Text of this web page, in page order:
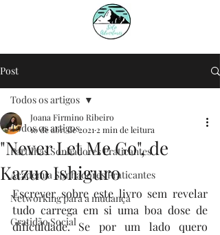
Post
Todos os artigos
Partilhas Sonhadores Praticantes
Academia Sonhadores Praticantes
Networking para a mudança
Gratidão Social
Todos os artigos
"Never Let Me Go", de
Kazuo Ishiguro
Joana Firmino Ribeiro
10 de abr. de 20212 min de leitura
Escrever sobre este livro sem revelar
tudo carrega em si uma boa dose de
dificuldade. Se por um lado quero